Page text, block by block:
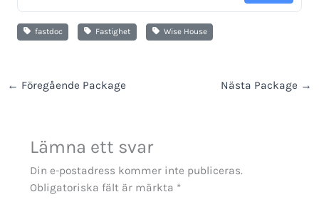
fastdoc Fastighet Wise House
← Föregående Package Nästa Package →
Lämna ett svar
Din e-postadress kommer inte publiceras.
Obligatoriska fält är märkta *